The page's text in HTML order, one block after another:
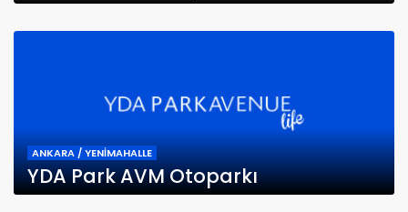
ANKARA / YENİMAHALLE
YDA Park AVM Otoparkı